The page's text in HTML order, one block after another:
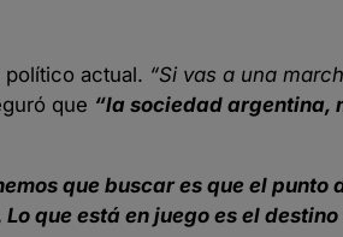
actual. “Si vas a una
que “la sociedad argentina,
que buscar es que el
que está en juego es el